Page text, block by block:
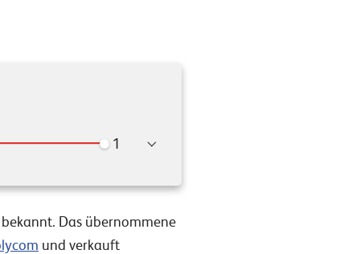
Das übernommene
und verkauft